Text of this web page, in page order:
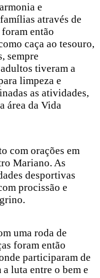
e
através de
então
caça ao tesouro,
sempre
tiveram a
limpeza e
as atividades,
área da Vida
com orações em
Mariano. As
desportivas
procissão e
uma roda de
foram então
participaram de
luta entre o bem e